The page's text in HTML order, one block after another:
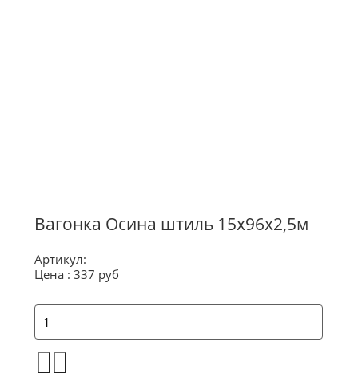
Вагонка Осина штиль 15х96х2,5м
Артикул:
Цена : 337 руб